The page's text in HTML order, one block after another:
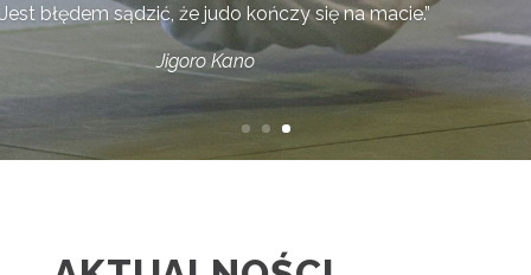
Jest błędem sądzić, że judo kończy się na macie.”
Jigoro Kano